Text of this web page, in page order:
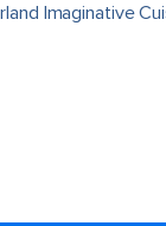
Imaginative